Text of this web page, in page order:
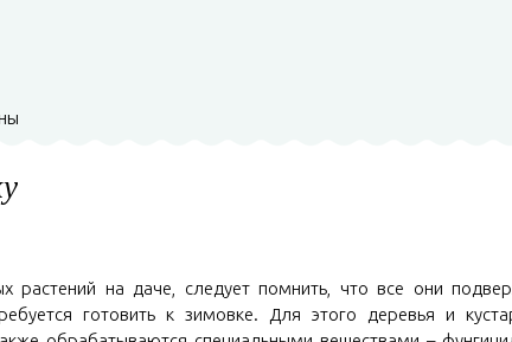
растений на даче, следует помнить, что все они
готовить к зимовке. Для этого деревья и